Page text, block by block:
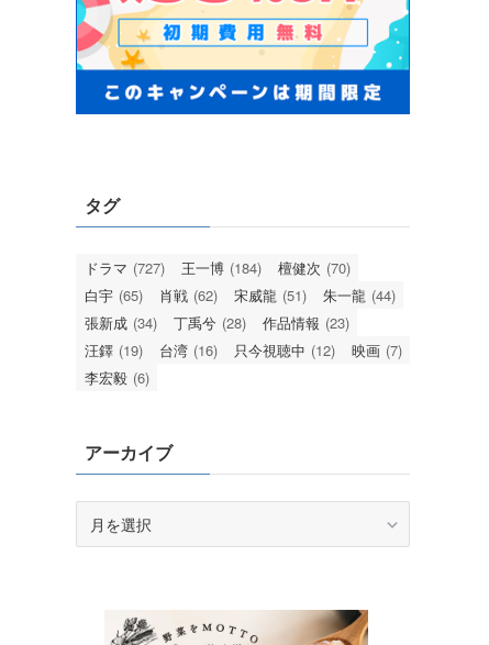
タグ
ドラマ (727) 王一博 (184) 檀健次 (70)
白宇 (65) 肖戦 (62) 宋威龍 (51) 朱一龍 (44)
張新成 (34) 丁禹兮 (28) 作品情報 (23)
汪鐸 (19) 台湾 (16) 只今視聴中 (12) 映画 (7)
李宏毅 (6)
アーカイブ